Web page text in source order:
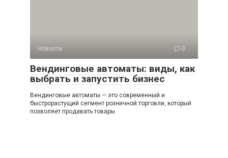
Новости 0
Вендинговые автоматы: виды, как
выбрать и запустить бизнес
Вендинговые автоматы — это современный и
быстрорастущий сегмент розничной торговли, который
позволяет продавать товары